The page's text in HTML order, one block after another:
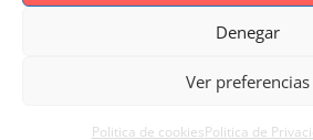
Denegar
Ver preferencias
Politica de cookiesPolitica de
Politica de Privacidad